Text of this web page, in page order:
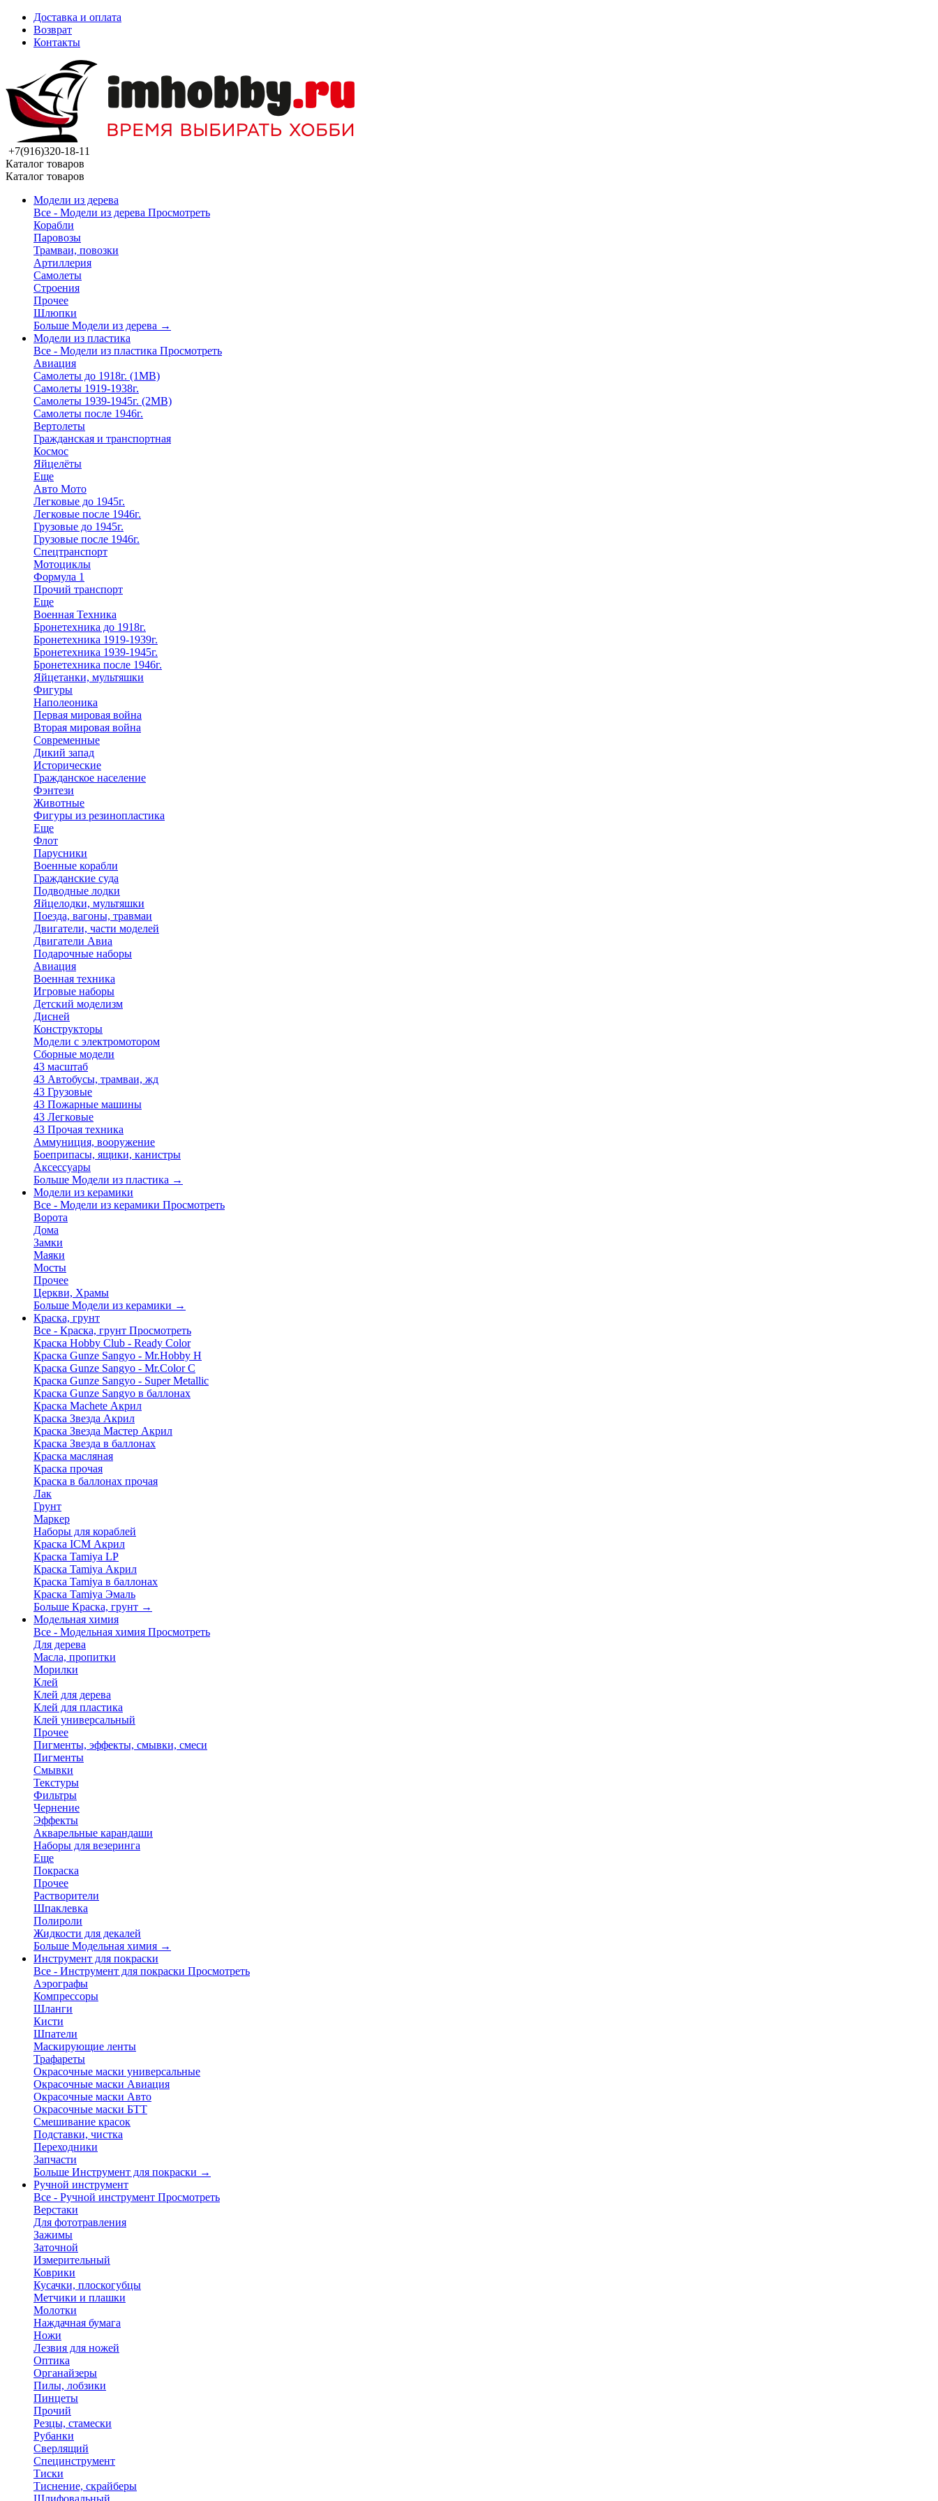
Доставка и оплата
Возврат
Контакты
+7(916)320-18-11
Каталог товаров
Каталог товаров
Модели из дерева
Все - Модели из дерева Просмотреть
Корабли
Паровозы
Трамваи, повозки
Артиллерия
Самолеты
Строения
Прочее
Шлюпки
Больше Модели из дерева →
Модели из пластика
Все - Модели из пластика Просмотреть
Авиация
Самолеты до 1918г. (1МВ)
Самолеты 1919-1938г.
Самолеты 1939-1945г. (2МВ)
Самолеты после 1946г.
Вертолеты
Гражданская и транспортная
Космос
Яйцелёты
Еще
Авто Мото
Легковые до 1945г.
Легковые после 1946г.
Грузовые до 1945г.
Грузовые после 1946г.
Спецтранспорт
Мотоциклы
Формула 1
Прочий транспорт
Еще
Военная Техника
Бронетехника до 1918г.
Бронетехника 1919-1939г.
Бронетехника 1939-1945г.
Бронетехника после 1946г.
Яйцетанки, мультяшки
Фигуры
Наполеоника
Первая мировая война
Вторая мировая война
Современные
Дикий запад
Исторические
Гражданское население
Фэнтези
Животные
Фигуры из резинопластика
Еще
Флот
Парусники
Военные корабли
Гражданские суда
Подводные лодки
Яйцелодки, мультяшки
Поезда, вагоны, травмаи
Двигатели, части моделей
Двигатели Авиа
Подарочные наборы
Авиация
Военная техника
Игровые наборы
Детский моделизм
Дисней
Конструкторы
Модели с электромотором
Сборные модели
43 масштаб
43 Автобусы, трамваи, жд
43 Грузовые
43 Пожарные машины
43 Легковые
43 Прочая техника
Аммуниция, вооружение
Боеприпасы, ящики, канистры
Аксессуары
Больше Модели из пластика →
Модели из керамики
Все - Модели из керамики Просмотреть
Ворота
Дома
Замки
Маяки
Мосты
Прочее
Церкви, Храмы
Больше Модели из керамики →
Краска, грунт
Все - Краска, грунт Просмотреть
Краска Hobby Club - Ready Color
Краска Gunze Sangyo - Mr.Hobby H
Краска Gunze Sangyo - Mr.Color C
Краска Gunze Sangyo - Super Metallic
Краска Gunze Sangyo в баллонах
Краска Machete Акрил
Краска Звезда Акрил
Краска Звезда Мастер Акрил
Краска Звезда в баллонах
Краска масляная
Краска прочая
Краска в баллонах прочая
Лак
Грунт
Маркер
Наборы для кораблей
Краска ICM Акрил
Краска Tamiya LP
Краска Tamiya Акрил
Краска Tamiya в баллонах
Краска Tamiya Эмаль
Больше Краска, грунт →
Модельная химия
Все - Модельная химия Просмотреть
Для дерева
Масла, пропитки
Морилки
Клей
Клей для дерева
Клей для пластика
Клей универсальный
Прочее
Пигменты, эффекты, смывки, смеси
Пигменты
Смывки
Текстуры
Фильтры
Чернение
Эффекты
Акварельные карандаши
Наборы для везеринга
Еще
Покраска
Прочее
Растворители
Шпаклевка
Полироли
Жидкости для декалей
Больше Модельная химия →
Инструмент для покраски
Все - Инструмент для покраски Просмотреть
Аэрографы
Компрессоры
Шланги
Кисти
Шпатели
Маскирующие ленты
Трафареты
Окрасочные маски универсальные
Окрасочные маски Авиация
Окрасочные маски Авто
Окрасочные маски БТТ
Смешивание красок
Подставки, чистка
Переходники
Запчасти
Больше Инструмент для покраски →
Ручной инструмент
Все - Ручной инструмент Просмотреть
Верстаки
Для фототравления
Зажимы
Заточной
Измерительный
Коврики
Кусачки, плоскогубцы
Метчики и плашки
Молотки
Наждачная бумага
Ножи
Лезвия для ножей
Оптика
Органайзеры
Пилы, лобзики
Пинцеты
Прочий
Резцы, стамески
Рубанки
Сверлящий
Специнструмент
Тиски
Тиснение, скрайберы
Шлифовальный